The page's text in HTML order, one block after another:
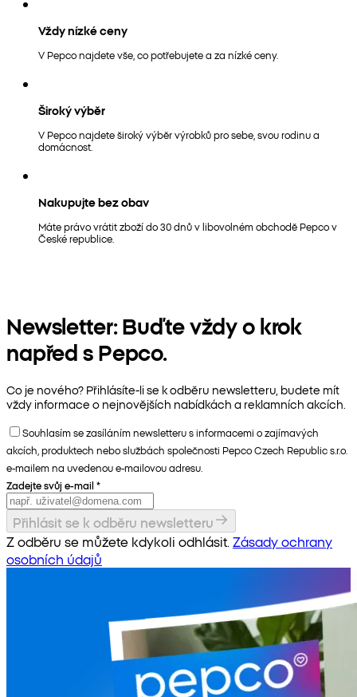
Vždy nízké ceny
V Pepco najdete vše, co potřebujete a za nízké ceny.
Široký výběr
V Pepco najdete široký výběr výrobků pro sebe, svou rodinu a
domácnost.
Nakupujte bez obav
Máte právo vrátit zboží do 30 dnů v libovolném obchodě Pepco v
České republice.
Newsletter: Buďte vždy o krok
napřed s Pepco.
Co je nového? Přihlásíte-li se k odběru newsletteru, budete mít
vždy informace o nejnovějších nabídkách a reklamních akcích.
Souhlasím se zasíláním newsletteru s informacemi o zajímavých
akcích, produktech nebo službách společnosti Pepco Czech Republic s.r.o.
e-mailem na uvedenou e-mailovou adresu.
Zadejte svůj e-mail *
Přihlásit se k odběru newsletteru
Z odběru se můžete kdykoli odhlásit. Zásady ochrany
osobních údajů